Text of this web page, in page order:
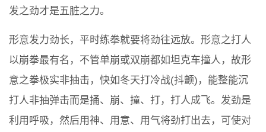
发之劲才是五脏之力。
形意发力劲长，平时练拳就要将劲往远放。形意之打人
以崩拳最有名，不管单崩或双崩都如坦克车撞人，故形
意之拳极实非抽击，快如冬天打冷战(抖颤)，能整能沉
打人非抽弹击而是捅、崩、撞、打，打人成飞。发劲是
利用呼吸，然后用神、用意、用气将劲打出去，可使对